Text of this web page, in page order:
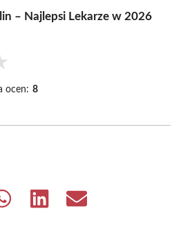
– Najlepsi Lekarze w 2026
ocen: 8
Share
Share
Share